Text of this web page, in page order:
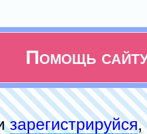
Помощь
зарeгиcтpируйся,